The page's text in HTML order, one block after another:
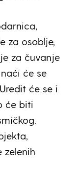
za osoblje,
za čuvanje
će se
će se i
će biti
zelenih